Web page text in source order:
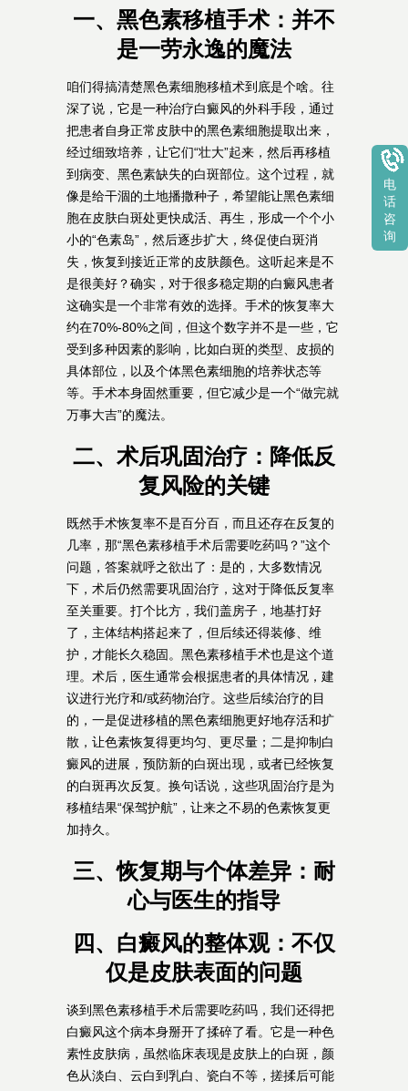
一、黑色素移植手术：并不
是一劳永逸的魔法
咱们得搞清楚黑色素细胞移植术到底是个啥。往
深了说，它是一种治疗白癜风的外科手段，通过
把患者自身正常皮肤中的黑色素细胞提取出来，
经过细致培养，让它们“壮大”起来，然后再移植
到病变、黑色素缺失的白斑部位。这个过程，就
像是给干涸的土地播撒种子，希望能让黑色素细
胞在皮肤白斑处更快成活、再生，形成一个个小
小的“色素岛”，然后逐步扩大，终促使白斑消
失，恢复到接近正常的皮肤颜色。这听起来是不
是很美好？确实，对于很多稳定期的白癜风患者
这确实是一个非常有效的选择。手术的恢复率大
约在70%-80%之间，但这个数字并不是一些，它
受到多种因素的影响，比如白斑的类型、皮损的
具体部位，以及个体黑色素细胞的培养状态等
等。手术本身固然重要，但它减少是一个“做完就
万事大吉”的魔法。
二、术后巩固治疗：降低反
复风险的关键
既然手术恢复率不是百分百，而且还存在反复的
几率，那“黑色素移植手术后需要吃药吗？”这个
问题，答案就呼之欲出了：是的，大多数情况
下，术后仍然需要巩固治疗，这对于降低反复率
至关重要。打个比方，我们盖房子，地基打好
了，主体结构搭起来了，但后续还得装修、维
护，才能长久稳固。黑色素移植手术也是这个道
理。术后，医生通常会根据患者的具体情况，建
议进行光疗和/或药物治疗。这些后续治疗的目
的，一是促进移植的黑色素细胞更好地存活和扩
散，让色素恢复得更均匀、更尽量；二是抑制白
癜风的进展，预防新的白斑出现，或者已经恢复
的白斑再次反复。换句话说，这些巩固治疗是为
移植结果“保驾护航”，让来之不易的色素恢复更
加持久。
三、恢复期与个体差异：耐
心与医生的指导
四、白癜风的整体观：不仅
仅是皮肤表面的问题
谈到黑色素移植手术后需要吃药吗，我们还得把
白癜风这个病本身掰开了揉碎了看。它是一种色
素性皮肤病，虽然临床表现是皮肤上的白斑，颜
色从淡白、云白到乳白、瓷白不等，搓揉后可能
电
话
咨
询